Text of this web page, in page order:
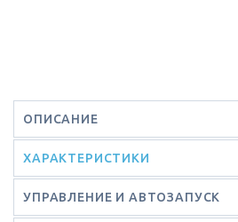
ОПИСАНИЕ
ХАРАКТЕРИСТИКИ
УПРАВЛЕНИЕ И АВТОЗАПУСК